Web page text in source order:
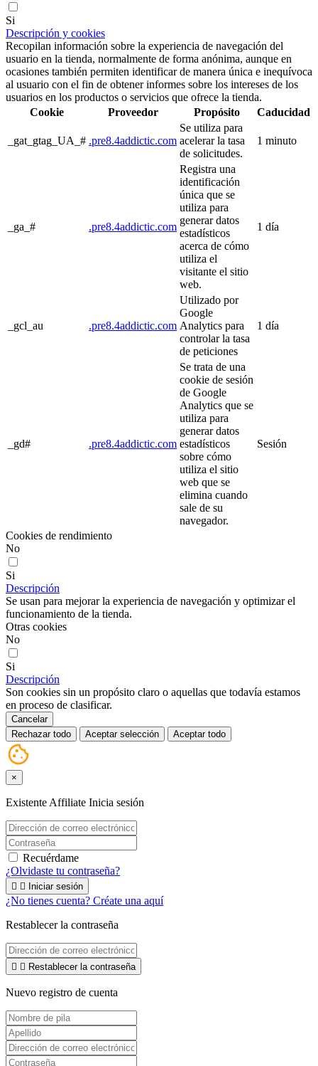
Si
Descripción y cookies
Recopilan información sobre la experiencia de navegación del
usuario en la tienda, normalmente de forma anónima, aunque en
ocasiones también permiten identificar de manera única e inequívoca
al usuario con el fin de obtener informes sobre los intereses de los
usuarios en los productos o servicios que ofrece la tienda.
Cookie
Proveedor Propósito Caducidad
_gat_gtag_UA_# .pre8.4addictic.com
Se utiliza para
acelerar la tasa
de solicitudes.
1 minuto
_ga_# .pre8.4addictic.com
Registra una
identificación
única que se
utiliza para
generar datos
estadísticos
acerca de cómo
utiliza el
visitante el sitio
web.
1 día
_gcl_au .pre8.4addictic.com
Utilizado por
Google
Analytics para
controlar la tasa
de peticiones
1 día
_gd# .pre8.4addictic.com
Se trata de una
cookie de sesión
de Google
Analytics que se
utiliza para
generar datos
estadísticos
sobre cómo
utiliza el sitio
web que se
elimina cuando
sale de su
navegador.
Sesión
Cookies de rendimiento
No
Si
Descripción
Se usan para mejorar la experiencia de navegación y optimizar el
funcionamiento de la tienda.
Otras cookies
No
Si
Descripción
Son cookies sin un propósito claro o aquellas que todavía estamos
en proceso de clasificar.
Cancelar
Rechazar todo
Aceptar selección Aceptar todo
×
Existente Affiliate Inicia sesión
Recuérdame
¿Olvidaste tu contraseña?
  Iniciar sesión
¿No tienes cuenta? Créate una aquí
Restablecer la contraseña
  Restablecer la contraseña
Nuevo registro de cuenta